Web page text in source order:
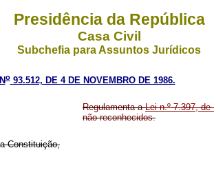
Presidência da República
Casa Civil
Subchefia para Assuntos Jurídicos
o93.512, DE 4 DE NOVEMBRO DE 1986.
Regulamenta aLei n.º 7.397, de
não reconhecidos.
Constituição,